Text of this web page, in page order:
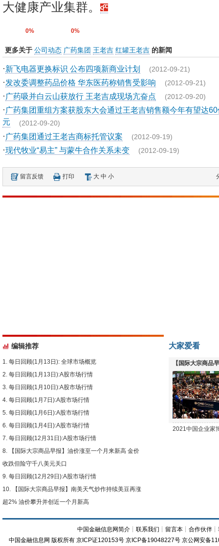
大健康产业集群。
0% 0%
更多关于 公司动态 广药集团 王老吉 红罐王老吉 的新闻
·新飞电器更换标识 公布四项新商业计划 (2012-09-21)
·发改委调整药品价格 华东医药称销售受影响 (2012-09-21)
· 广药吸并白云山获放行 王老吉成现场亢奋点 (2012-09-20)
· 广药集团重组方案获股东大会通过王老吉销售额今年有望达
元 (2012-09-20)
· 广药集团通过王老吉商标托管议案 (2012-09-19)
·现代牧业“易主” 与蒙牛合作关系未变 (2012-09-19)
留言反馈 打印 大 中 小
编辑推荐
每日回顾(1月13日): 全球市场概览
每日回顾(1月13日):A股市场行情
每日回顾(1月10日):A股市场行情
每日回顾(1月7日):A股市场行情
每日回顾(1月6日):A股市场行情
每日回顾(1月4日):A股市场行情
每日回顾(12月31日):A股市场行情
【国际大宗商品早报】油价涨至一个月来新高 金价
收跌但险守千八美元关口
每日回顾(12月29日):A股市场行情
【国际大宗商品早报】南美天气炒作持续美豆再涨
超2% 油价攀升并创近一个月新高
大家爱看
【国际大宗商品
下跌
2021中国企业家
中国金融信息网简介 ┊联系我们 ┊ 留言本 ┊合作伙伴 ┊
中国金融信息网 版权所有 京ICP证120153号 京ICP备19048227号 京公网安备